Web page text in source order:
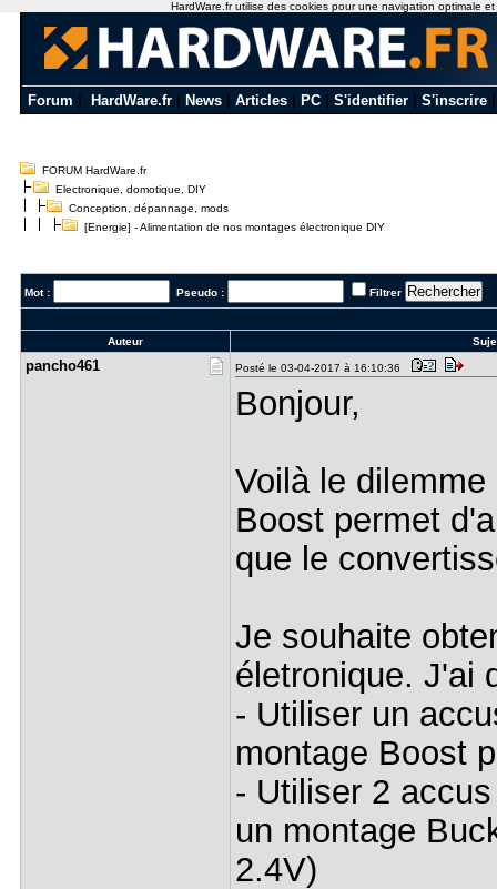
Forum HardWare.fr News Articles PC S'identifier S'inscrire
FORUM HardWare.fr
Electronique, domotique, DIY
Conception, dépannage, mods
[Energie] - Alimentation de nos montages électronique DIY
Mot : Pseudo : Filtrer
Auteur
pancho461 Posté le 03-04-2017 à 16:10:36
Bonjour,
Voilà le
Boost permet
que le
Je souhaite
életronique. J'ai
- Utiliser un
montage Boost
- Utiliser 2
un montage
2.4V)
HardWare.fr utilise des cookies pour une navigation optimale